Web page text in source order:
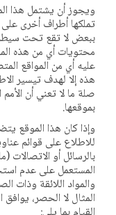
ويجوز أن يشتمل هذا
تملكها أطراف أخرى
ببعض لا تقع تحت
محتويات أي من هذه
عليه أي من المواقع
هذه إلا لهدف تيسير
صلة ما لا تعني أن
بموقعها.
وإذا كان هذا الموقع
للاطلاع على قوائم
بالرسائل أو
المستعمل على عدم
والمواد اللائقة وذات
المثال لا الحصر،